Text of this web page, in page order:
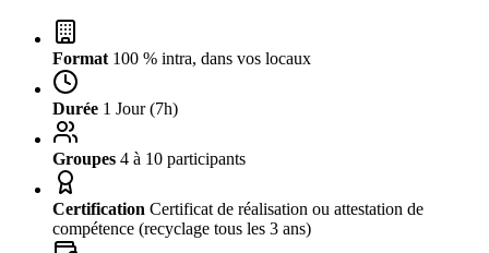
Format 100 % intra, dans vos locaux
Durée 1 Jour (7h)
Groupes 4 à 10 participants
Certification Certificat de réalisation ou attestation de
compétence (recyclage tous les 3 ans)